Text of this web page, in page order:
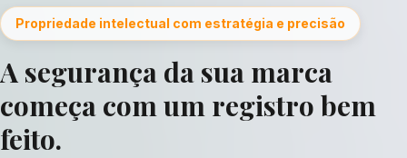
Propriedade intelectual com estratégia e precisão
A segurança da sua marca
começa com um registro bem
feito.